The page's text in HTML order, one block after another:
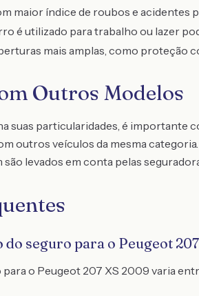
maior índice de roubos e acidentes
é utilizado para trabalho ou lazer
mais amplas, como proteção
Outros Modelos
suas particularidades, é importante
outros veículos da mesma
levados em conta pelas
do seguro para o Peugeot
o Peugeot 207 XS 2009 varia